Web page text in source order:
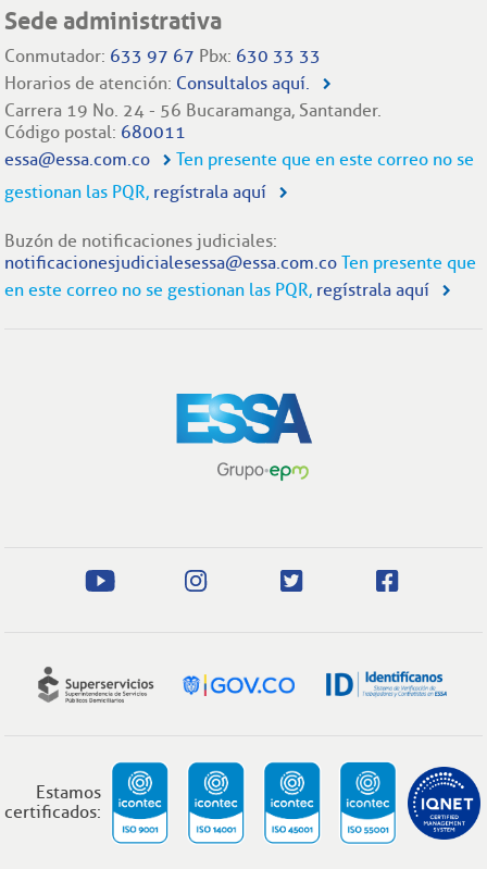
Sede administrativa
Conmutador: 633 97 67 Pbx: 630 33 33
Horarios de atención: Consultalos aquí.
Carrera 19 No. 24 - 56 Bucaramanga, Santander.
Código postal: 680011
essa@essa.com.co
Ten presente que en este correo no se
gestionan las PQR, regístrala aquí
Buzón de notificaciones judiciales:
notificacionesjudicialesessa@essa.com.co Ten presente que
en este correo no se gestionan las PQR, regístrala aquí
Estamos
certificados: